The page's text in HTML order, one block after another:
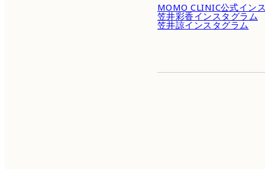
MOMO CLINIC公式イン
笠井彩香インスタグラム
笠井諒インスタグラム